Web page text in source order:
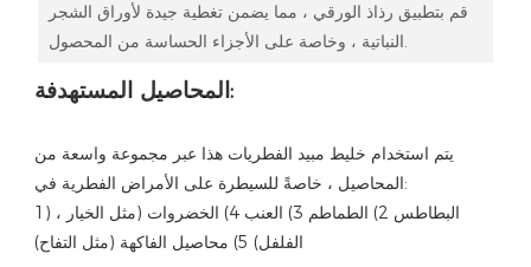
قم بتطبيق رذاذ الورقي ، مما يضمن تغطية جيدة لأوراق الشجر
النباتية ، وخاصة على الأجزاء الحساسة من المحصول.
المحاصيل المستهدفة:
يتم استخدام خليط مبيد الفطريات هذا عبر مجموعة واسعة من
المحاصيل ، خاصةً للسيطرة على الأمراض الفطرية في:
1) البطاطس 2) الطماطم 3)
العنب 4)
الخضروات (مثل الخيار ،
الفلفل) 5)
محاصيل الفاكهة (مثل التفاح)